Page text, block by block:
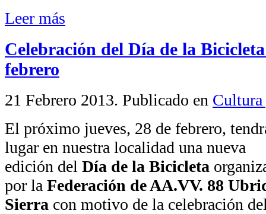
Leer más
Celebración del Día de la
febrero
21 Febrero 2013. Publicado en Cultura
El próximo jueves, 28 de febrero,
lugar en nuestra localidad una nueva
edición del Día de la Bicicleta
por la Federación de AA.VV. 88
Sierra con motivo de la celebración